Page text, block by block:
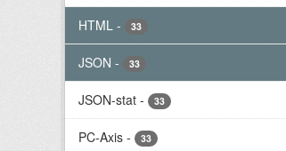
HTML - 33
JSON - 33
JSON-stat - 33
PC-Axis - 33